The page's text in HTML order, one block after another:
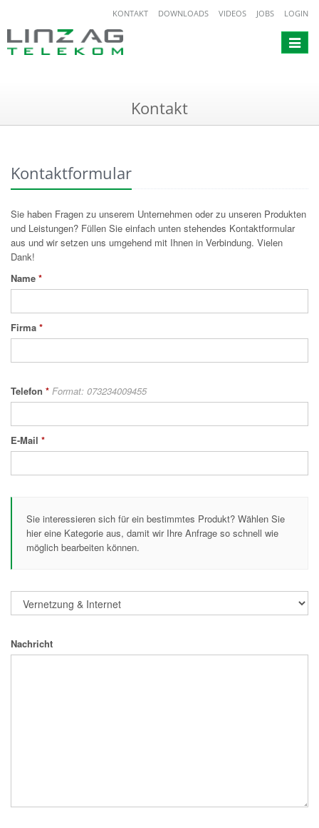
KONTAKT DOWNLOADS VIDEOS JOBS LOGIN
Toggle
Kontakt
Kontaktformular
Sie haben Fragen zu unserem Unternehmen oder zu unseren Produkten
und Leistungen? Füllen Sie einfach unten stehendes Kontaktformular
aus und wir setzen uns umgehend mit Ihnen in Verbindung. Vielen
Dank!
Name *
Firma *
Telefon * Format: 073234009455
E-Mail *
Sie interessieren sich für ein bestimmtes Produkt? Wählen Sie
hier eine Kategorie aus, damit wir Ihre Anfrage so schnell wie
möglich bearbeiten können.
Nachricht